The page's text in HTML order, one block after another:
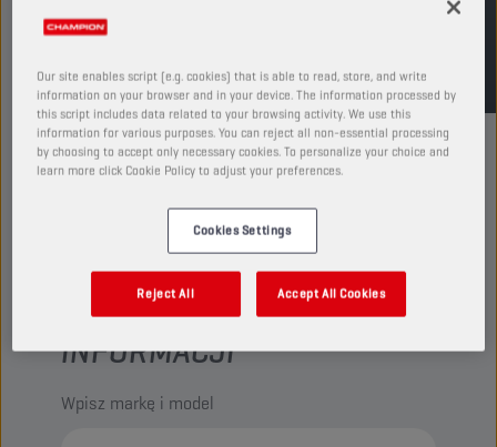
SPRAWDŹ ZGODNOŚĆ
SWOJEGO POJAZDU, ABY
UZYSKAĆ WIĘCEJ
INFORMACJI
Wpisz markę i model
Our site enables script (e.g. cookies) that is able to read, store, and write
information on your browser and in your device. The information processed by
this script includes data related to your browsing activity. We use this
information for various purposes. You can reject all non-essential processing
by choosing to accept only necessary cookies. To personalize your choice and
learn more click Cookie Policy to adjust your preferences.
Cookies Settings
Reject All Accept All Cookies